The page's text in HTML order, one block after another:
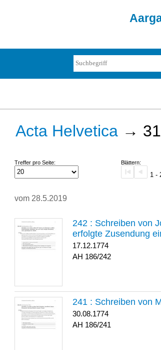
Acta Helvetica →
Treffer pro Seite: Blättern:
1 -
vom 28.5.2019
242 : Schreiben von
erfolgte Zusendung
17.12.1774
186/242
241 : Schreiben von
30.08.1774
186/241